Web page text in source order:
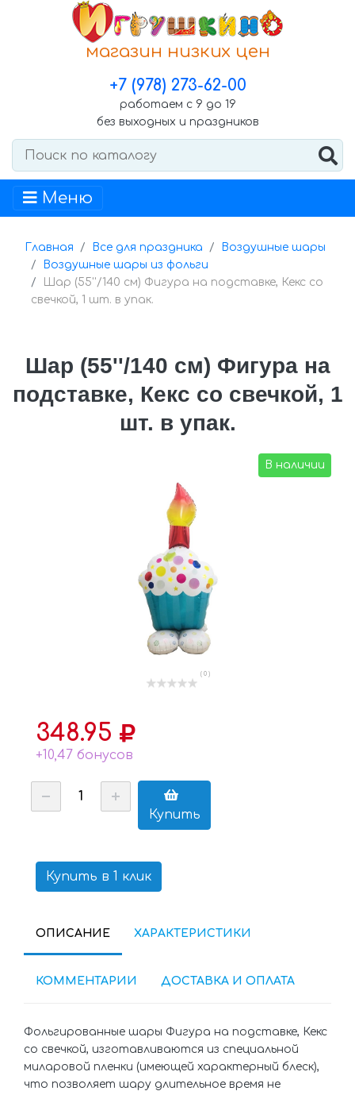
магазин низких цен
+7 (978) 273-62-00
работаем с 9 до 19
без выходных и праздников
Меню
Главная Все для праздника
Воздушные шары
Воздушные шары из фольги
Шар (55''/140 см) Фигура на подставке, Кекс со
свечкой, 1 шт. в упак.
Шар (55''/140 см) Фигура на
подставке, Кекс со свечкой, 1
шт. в упак.
В наличии
( 0 )
348.95
+10,47 бонусов
Купить
Купить в 1 клик
ОПИСАНИЕ ХАРАКТЕРИСТИКИ
КОММЕНТАРИИ ДОСТАВКА И ОПЛАТА
Фольгированные шары Фигура на подставке, Кекс
со свечкой, изготавливаются из специальной
миларовой пленки (имеющей характерный блеск),
что позволяет шару длительное время не